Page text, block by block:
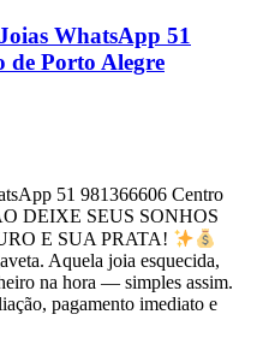
WhatsApp 51
de Porto Alegre
51 981366606 Centro
DEIXE SEUS SONHOS
E SUA PRATA!
Aquela joia esquecida,
na hora — simples assim.
pagamento imediato e